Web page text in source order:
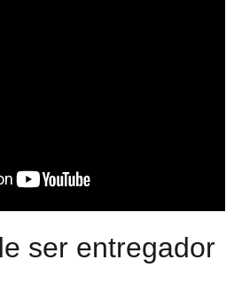
ser entregador